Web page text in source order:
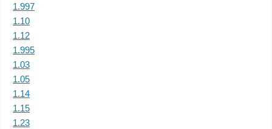
1.997
1.10
1.12
1.995
1.03
1.05
1.14
1.15
1.23